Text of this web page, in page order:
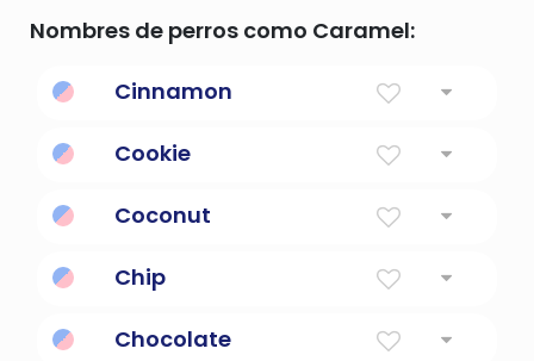
Nombres de perros como Caramel:
Cinnamon
Cookie
cantidad modesta de datos específicos de
Coconut
ampliamente plantado en los trópicos
Chip
Chocolate